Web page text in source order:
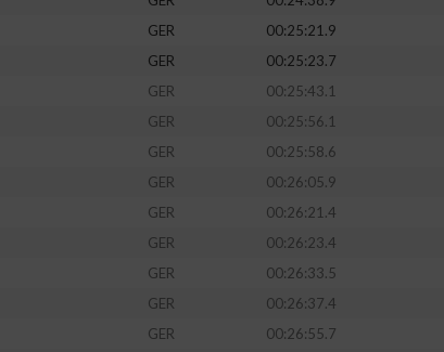
GER
00:25:21.9
GER
00:25:23.7
GER
00:25:43.1
GER
00:25:56.1
GER
00:25:58.6
GER
00:26:05.9
GER
00:26:21.4
GER
00:26:23.4
GER
00:26:33.5
GER
00:26:37.4
GER
00:26:55.7